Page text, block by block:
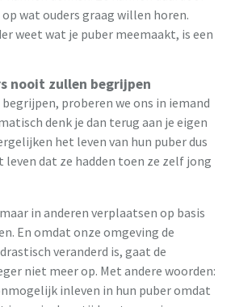
wat ouders graag willen horen.
weet wat je puber meemaakt, is een
nooit zullen begrijpen
proberen we ons in iemand
denk je dan terug aan je eigen
het leven van hun puber dus
dat ze hadden toen ze zelf jong
in anderen verplaatsen op basis
En omdat onze omgeving de
veranderd is, gaat de
niet meer op. Met andere woorden:
inleven in hun puber omdat